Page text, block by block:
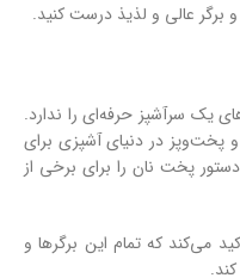
برگر عالی و لذیذ درست کنید.
یک سرآشپز حرفه‌ای را ندارد.
پخت‌وپز در دنیای آشپزی برای
پخت نان را برای برخی از
می‌کند که تمام این برگرها و